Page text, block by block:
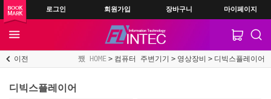
로그인 회원가입 장바구니 마이페이지
이전 HOME 컴퓨터 주변기기 영상장비 디빅스플레이어
디빅스플레이어